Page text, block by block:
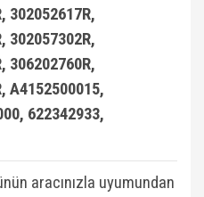
302052617R,
302057302R,
306202760R,
A4152500015,
622342933,
aracınızla uyumundan